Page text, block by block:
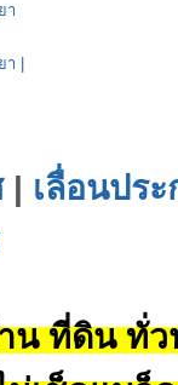
า
า
| เลื่อนปร
ที่ดิน ทั่ว